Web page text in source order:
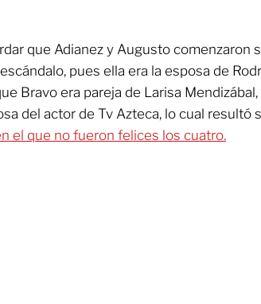
que Adianez y Augusto comenzaron
pues ella era la esposa de
Bravo era pareja de Larisa
del actor de Tv Azteca, lo cual resultó
el que no fueron felices los cuatro.